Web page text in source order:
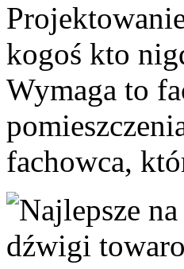
kogoś kto
Wymaga to
fachowca,